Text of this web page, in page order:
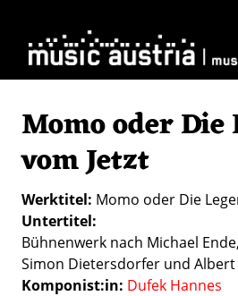
Momo oder Die
vom Jetzt
Werktitel Momo oder Die
Untertitel
Bühnenwerk nach Michael
Simon Dietersdorfer und Albert
Komponist:in Dufek Hannes